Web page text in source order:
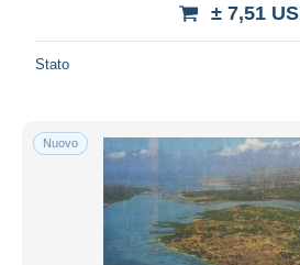
± 7,51
Stato
Nuovo